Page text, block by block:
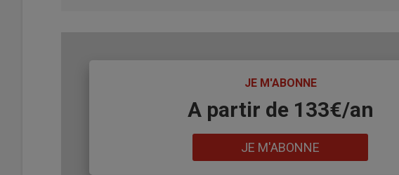
JE M'ABONNE
A partir de 133€/an
JE M'ABONNE